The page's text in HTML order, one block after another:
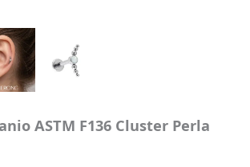
ASTM F136 Cluster Perla